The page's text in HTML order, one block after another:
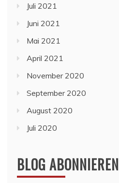
Juli 2021
Juni 2021
Mai 2021
April 2021
November 2020
September 2020
August 2020
Juli 2020
BLOG ABONNIEREN